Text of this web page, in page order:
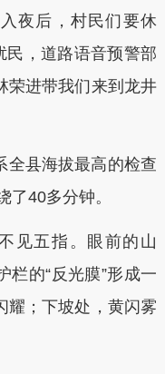
夜后，村民们要休
民，道路语音预警部
荣进带我们来到龙井
县海拔最高的检查
了40多分钟。
五指。眼前的山
栏的“反光膜”形成一
耀；下坡处，黄闪雾